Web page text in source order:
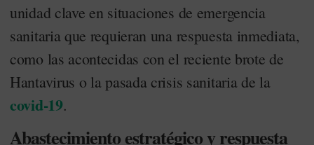
unidad clave en situaciones de emergencia
sanitaria que requieran una respuesta inmediata,
como las acontecidas con el reciente brote de
Hantavirus o la pasada crisis sanitaria de la
covid-19.
Abastecimiento estratégico y respuesta